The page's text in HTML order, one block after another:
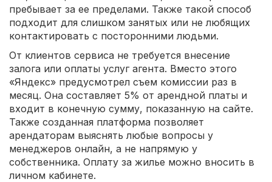
пребывает за ее пределами. Также такой способ
подходит для слишком занятых или не любящих
контактировать с посторонними людьми.
От клиентов сервиса не требуется внесение
залога или оплаты услуг агента. Вместо этого
«Яндекс» предусмотрел съем комиссии раз в
месяц. Она составляет 5% от арендной платы и
входит в конечную сумму, показанную на сайте.
Также созданная платформа позволяет
арендаторам выяснять любые вопросы у
менеджеров онлайн, а не напрямую у
собственника. Оплату за жилье можно вносить в
личном кабинете.